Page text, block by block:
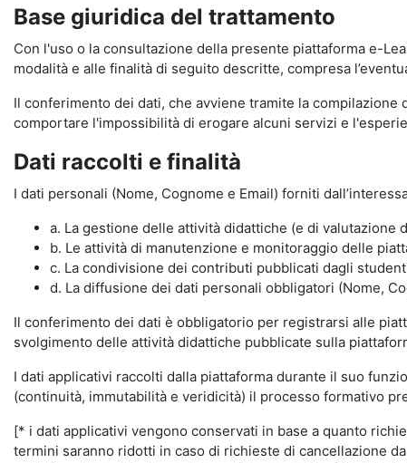
Base giuridica del trattamento
Con l'uso o la consultazione della presente piattaforma e-
modalità e alle finalità di seguito descritte, compresa
Il conferimento dei dati, che avviene tramite la
comportare l'impossibilità di erogare alcuni servizi e
Dati raccolti e finalità
I dati personali (Nome, Cognome e Email) forniti
a. La gestione delle attività didattiche (e di
b. Le attività di manutenzione e monitoraggio delle
c. La condivisione dei contributi pubblicati dagli
d. La diffusione dei dati personali obbligatori (Nome,
Il conferimento dei dati è obbligatorio per registrarsi alle
svolgimento delle attività didattiche pubblicate sulla
I dati applicativi raccolti dalla piattaforma durante il suo
(continuità, immutabilità e veridicità) il processo formativo
[* i dati applicativi vengono conservati in base a quanto
termini saranno ridotti in caso di richieste di cancellazione